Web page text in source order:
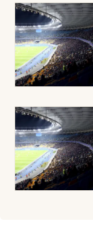
10 - Aube
Choisir mes
Mon email